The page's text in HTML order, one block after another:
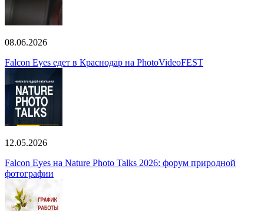
08.06.2026
Falcon Eyes едет в Краснодар на PhotoVideoFEST
12.05.2026
Falcon Eyes на Nature Photo Talks 2026: форум природной
фотографии